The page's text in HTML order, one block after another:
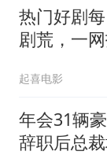
热门好剧
剧荒，一网
起喜电影
年会31辆
辞职后总